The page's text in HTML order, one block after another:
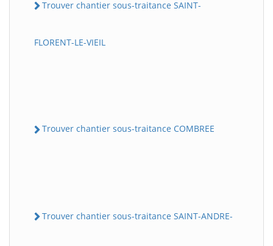
Trouver chantier sous-traitance SAINT-
FLORENT-LE-VIEIL
Trouver chantier sous-traitance COMBREE
Trouver chantier sous-traitance SAINT-ANDRE-